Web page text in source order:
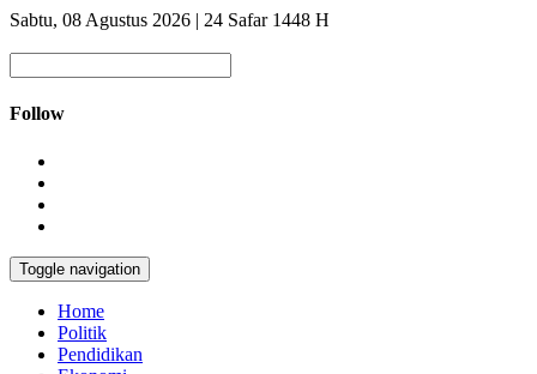
Sabtu, 08 Agustus 2026 | 24 Safar 1448 H
Follow
Toggle navigation
Home
Politik
Pendidikan